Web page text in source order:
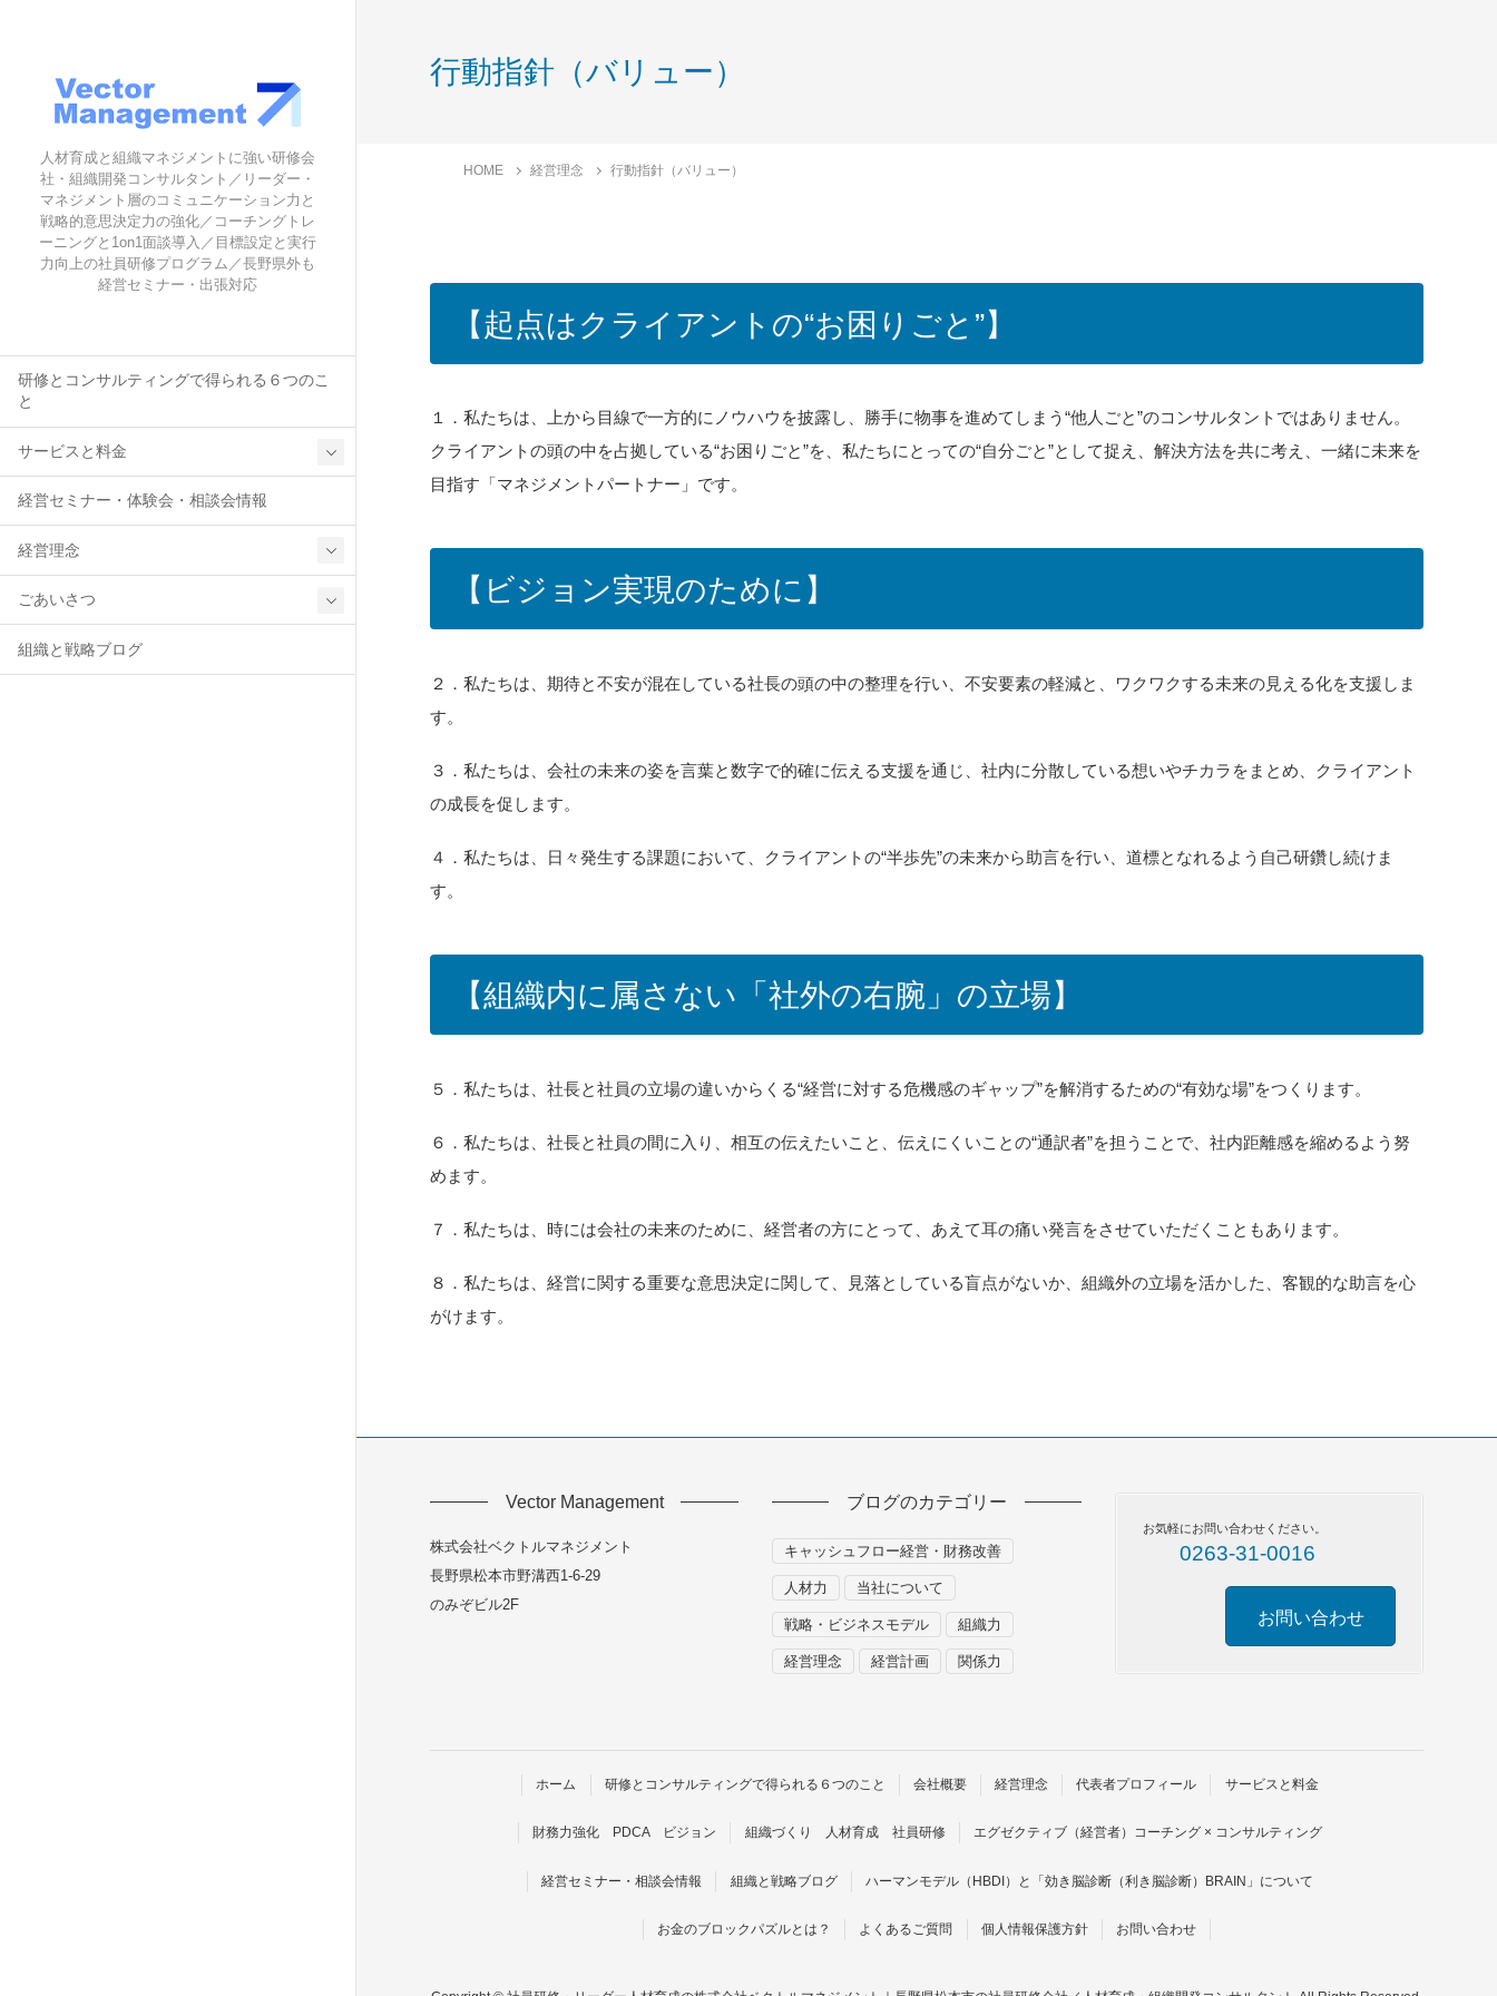
人材育成と組織マネジメントに強い研修会
社・組織開発コンサルタント／リーダー・
マネジメント層のコミュニケーション力と
戦略的意思決定力の強化／コーチングトレ
ーニングと1on1面談導入／目標設定と実行
力向上の社員研修プログラム／長野県外も
経営セミナー・出張対応
研修とコンサルティングで得られる６つのこ
と
サービスと料金
経営セミナー・体験会・相談会情報
経営理念
ごあいさつ
組織と戦略ブログ
行動指針（バリュー）
HOME 経営理念 行動指針（バリュー）
【起点はクライアントの“お困りごと”】
１．私たちは、上から目線で一方的にノウハウを披露し、勝手に物事を進めてしまう“他人ごと”のコンサルタントではありません。
クライアントの頭の中を占拠している“お困りごと”を、私たちにとっての“自分ごと”として捉え、解決方法を共に考え、一緒に未来を
目指す「マネジメントパートナー」です。
【ビジョン実現のために】
２．私たちは、期待と不安が混在している社長の頭の中の整理を行い、不安要素の軽減と、ワクワクする未来の見える化を支援しま
す。
３．私たちは、会社の未来の姿を言葉と数字で的確に伝える支援を通じ、社内に分散している想いやチカラをまとめ、クライアント
の成長を促します。
４．私たちは、日々発生する課題において、クライアントの“半歩先”の未来から助言を行い、道標となれるよう自己研鑽し続けま
す。
【組織内に属さない「社外の右腕」の立場】
５．私たちは、社長と社員の立場の違いからくる“経営に対する危機感のギャップ”を解消するための“有効な場”をつくります。
６．私たちは、社長と社員の間に入り、相互の伝えたいこと、伝えにくいことの“通訳者”を担うことで、社内距離感を縮めるよう努
めます。
７．私たちは、時には会社の未来のために、経営者の方にとって、あえて耳の痛い発言をさせていただくこともあります。
８．私たちは、経営に関する重要な意思決定に関して、見落としている盲点がないか、組織外の立場を活かした、客観的な助言を心
がけます。
Vector Management
株式会社ベクトルマネジメント
長野県松本市野溝西1-6-29
のみぞビル2F
ブログのカテゴリー
キャッシュフロー経営・財務改善
人材力 当社について
戦略・ビジネスモデル 組織力
経営理念 経営計画 関係力
お気軽にお問い合わせください。
0263-31-0016
お問い合わせ
ホーム 研修とコンサルティングで得られる６つのこと 会社概要 経営理念 代表者プロフィール サービスと料金
財務力強化 PDCA ビジョン 組織づくり 人材育成 社員研修 エグゼクティブ（経営者）コーチング × コンサルティング
経営セミナー・相談会情報 組織と戦略ブログ ハーマンモデル（HBDI）と「効き脳診断（利き脳診断）BRAIN」について
お金のブロックパズルとは？ よくあるご質問 個人情報保護方針 お問い合わせ